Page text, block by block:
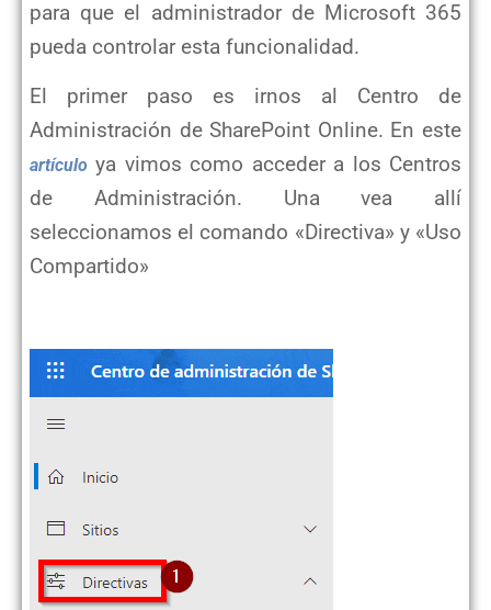
para que el administrador de Microsoft 365
pueda controlar esta funcionalidad.
El primer paso es irnos al Centro de
Administración de SharePoint Online. En este
artículo ya vimos como acceder a los Centros
de Administración. Una vea allí
seleccionamos el comando «Directiva» y «Uso
Compartido»